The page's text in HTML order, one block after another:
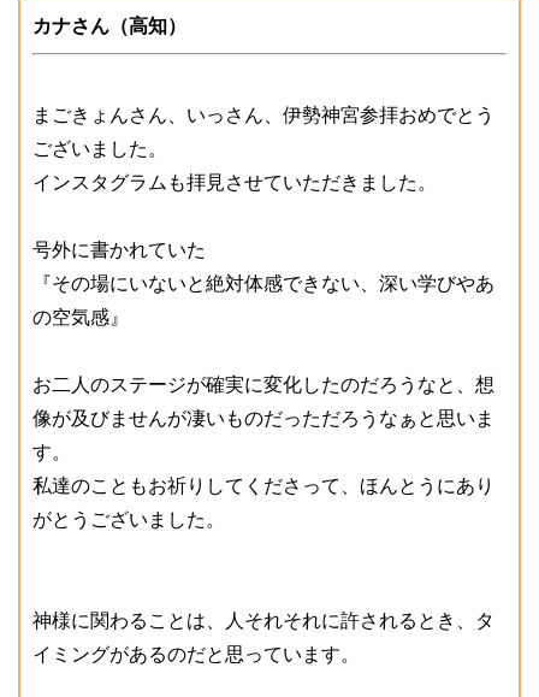
カナさん（高知）
まごきょんさん、いっさん、伊勢神宮参拝おめでとう
ございました。
インスタグラムも拝見させていただきました。
号外に書かれていた
『その場にいないと絶対体感できない、深い学びやあ
の空気感』
お二人のステージが確実に変化したのだろうなと、想
像が及びませんが凄いものだっただろうなぁと思いま
す。
私達のこともお祈りしてくださって、ほんとうにあり
がとうございました。
神様に関わることは、人それそれに許されるとき、タ
イミングがあるのだと思っています。